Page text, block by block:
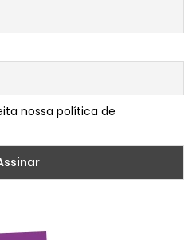
nossa política de